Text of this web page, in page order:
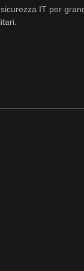
IT per